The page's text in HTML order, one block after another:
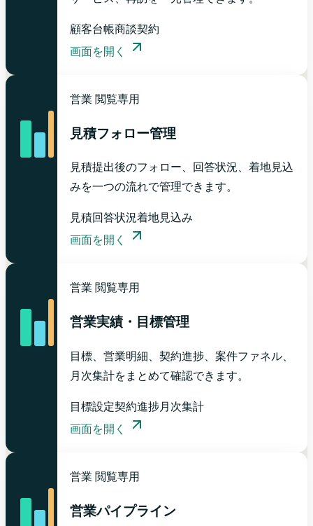
顧客台帳商談契約
画面を開く
営業 閲覧専用
見積フォロー管理
見積提出後のフォロー、回答状況、着地見込
みを一つの流れで管理できます。
見積回答状況着地見込み
画面を開く
営業 閲覧専用
営業実績・目標管理
目標、営業明細、契約進捗、案件ファネル、
月次集計をまとめて確認できます。
目標設定契約進捗月次集計
画面を開く
営業 閲覧専用
営業パイプライン